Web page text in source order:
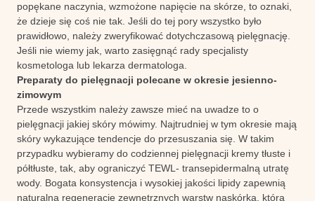
popękane naczynia, wzmożone napięcie na skórze, to oznaki,
że dzieje się coś nie tak. Jeśli do tej pory wszystko było
prawidłowo, należy zweryfikować dotychczasową pielęgnację.
Jeśli nie wiemy jak, warto zasięgnąć rady specjalisty
kosmetologa lub lekarza dermatologa.
Preparaty do pielęgnacji polecane w okresie jesienno-
zimowym
Przede wszystkim należy zawsze mieć na uwadze to o
pielęgnacji jakiej skóry mówimy. Najtrudniej w tym okresie mają
skóry wykazujące tendencje do przesuszania się. W takim
przypadku wybieramy do codziennej pielęgnacji kremy tłuste i
półtłuste, tak, aby ograniczyć TEWL- transepidermalną utratę
wody. Bogata konsystencja i wysokiej jakości lipidy zapewnią
naturalną regenerację zewnętrznych warstw naskórka, która